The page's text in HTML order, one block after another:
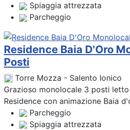
Spiaggia attrezzata
Parcheggio
Residence Baia D'Oro
Posti
Torre Mozza - Salento Ionico
Grazioso monolocale 3 posti
Residence con animazione Baia
Parcheggio
Spiaggia attrezzata